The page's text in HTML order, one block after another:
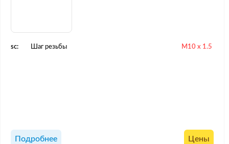
sc: Шаг резьбы M10 x 1.5
Подробнее Цены